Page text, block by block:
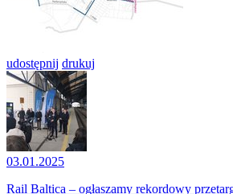
udostępnij drukuj
03.01.2025
Rail Baltica – ogłaszamy rekordowy